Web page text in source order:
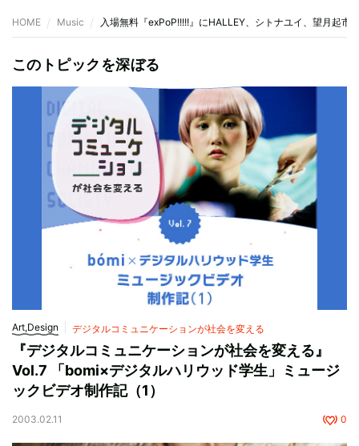
HOME Music 入場無料『exPoP!!!!!』にHALLEY、シトナユイ、望月起市
このトピックを深ぼる
Art,Design デジタルコミュニケーションが社会を変える
『デジタルコミュニケーションが社会を変える』
Vol.7 「bomi×デジタルハリウッド学生」ミュージ
ックビデオ制作記（1）
2003.02.11 0